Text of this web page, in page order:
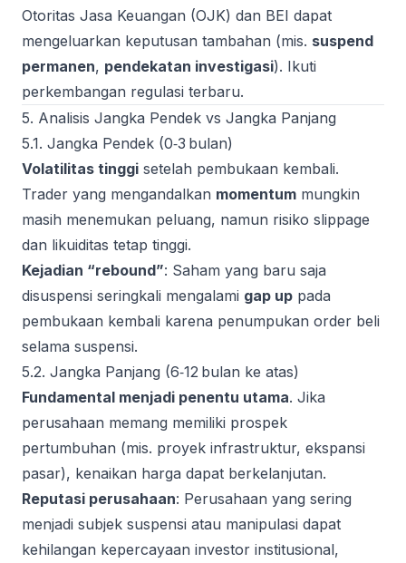
Otoritas Jasa Keuangan (OJK) dan BEI dapat
mengeluarkan keputusan tambahan (mis. suspend
permanen, pendekatan investigasi). Ikuti
perkembangan regulasi terbaru.
5. Analisis Jangka Pendek vs Jangka Panjang
5.1. Jangka Pendek (0‑3 bulan)
Volatilitas tinggi setelah pembukaan kembali.
Trader yang mengandalkan momentum mungkin
masih menemukan peluang, namun risiko slippage
dan likuiditas tetap tinggi.
Kejadian “rebound”: Saham yang baru saja
disuspensi seringkali mengalami gap up pada
pembukaan kembali karena penumpukan order beli
selama suspensi.
5.2. Jangka Panjang (6‑12 bulan ke atas)
Fundamental menjadi penentu utama. Jika
perusahaan memang memiliki prospek
pertumbuhan (mis. proyek infrastruktur, ekspansi
pasar), kenaikan harga dapat berkelanjutan.
Reputasi perusahaan: Perusahaan yang sering
menjadi subjek suspensi atau manipulasi dapat
kehilangan kepercayaan investor institusional,